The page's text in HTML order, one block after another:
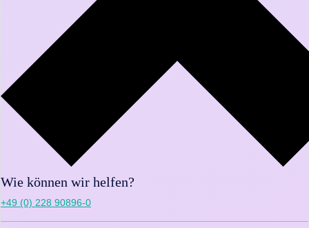
Wie können wir helfen?
+49 (0) 228 90896-0